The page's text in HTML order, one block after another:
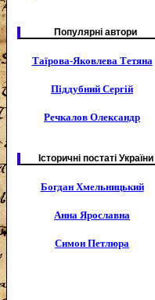
Популярні автори
Таїрова-Яковлева Тетяна
Піддубний Сергій
Речкалов Олександр
Історичні постаті України
Богдан Хмельницький
Анна Ярославна
Симон Петлюра